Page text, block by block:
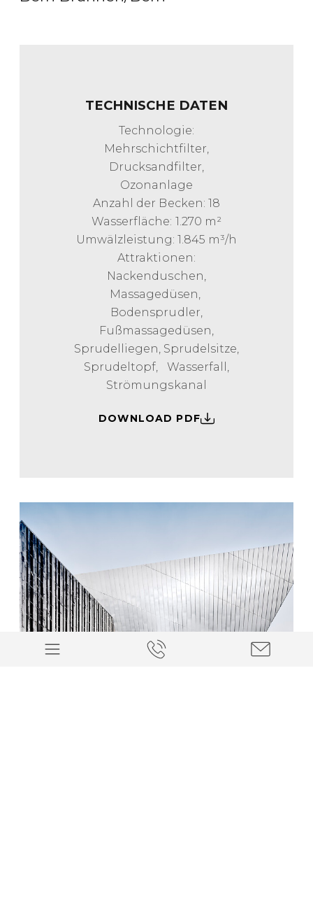
TECHNISCHE DATEN
Technologie:
Mehrschichtfilter,
Drucksandfilter,
Ozonanlage
Anzahl der Becken: 18
Wasserfläche: 1.270 m²
Umwälzleistung: 1.845 m³/h
Attraktionen:
Nackenduschen,
Massagedüsen,
Bodensprudler,
Fußmassagedüsen,
Sprudelliegen, Sprudelsitze,
Sprudeltopf, Wasserfall,
Strömungskanal
DOWNLOAD PDF